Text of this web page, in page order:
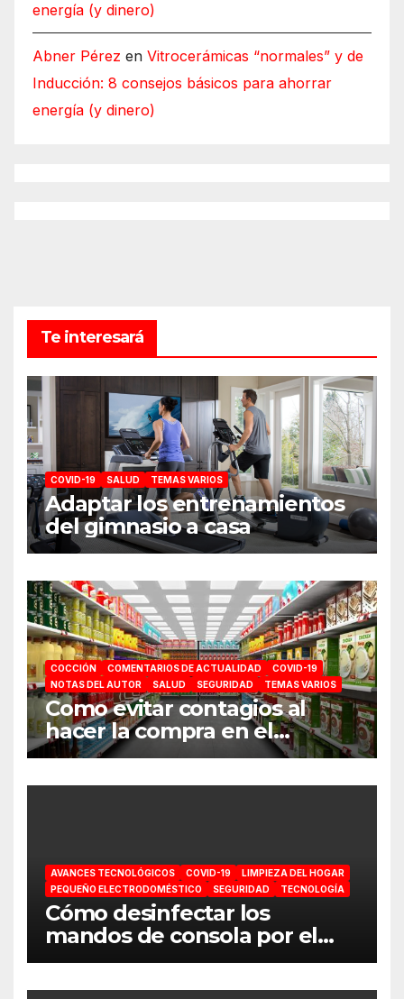
energía (y dinero)
Abner Pérez en Vitrocerámicas “normales” y de
Inducción: 8 consejos básicos para ahorrar
energía (y dinero)
Te interesará
COVID-19 SALUD TEMAS VARIOS
Adaptar los entrenamientos
del gimnasio a casa
COCCIÓN COMENTARIOS DE ACTUALIDAD
COVID-19
NOTAS DEL AUTOR
SALUD SEGURIDAD TEMAS VARIOS
Como evitar contagios al
hacer la compra en el
supermercado
AVANCES TECNOLÓGICOS COVID-19
LIMPIEZA DEL HOGAR
PEQUEÑO ELECTRODOMÉSTICO
SEGURIDAD TECNOLOGÍA
Cómo desinfectar los
mandos de consola por el
coronavirus